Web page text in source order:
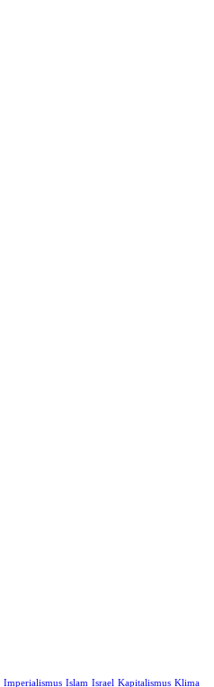
Imperialismus Islam Israel Kapitalismus Klima